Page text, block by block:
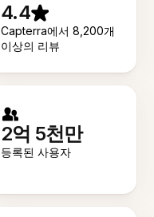
4.4
Capterra에서 8,200개
이상의 리뷰
2억 5천만
등록된 사용자